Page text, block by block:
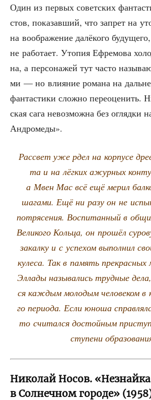
Один из пер­вых совет­ских
стов, пока­зав­ший, что запрет на
на вооб­ра­же­ние далё­ко­го
не рабо­та­ет. Уто­пия Ефре­мо­ва
на, а пер­со­на­жей тут часто
ми — но вли­я­ние рома­на на
фан­та­сти­ки слож­но пере­оце­нить.
ская сага невоз­мож­на без огляд­ки
Андромеды».
Рас­свет уже рдел на кор­пу­се
та и на лёг­ких ажур­ных
а Мвен Мас всё ещё мерил
шага­ми. Ещё ни разу он не
потря­се­ния. Вос­пи­тан­ный в
Вели­ко­го Коль­ца, он про­шёл
закал­ку и с успе­хом выпол­нил
ку­ле­са. Так в память
Элла­ды назы­ва­лись труд­ные
ся каж­дым моло­дым чело­ве­ком в
го пери­о­да. Если юно­ша
то счи­тал­ся достой­ным
сту­пе­ни
Николай Носов. «Незнайка
в Солнечном городе»